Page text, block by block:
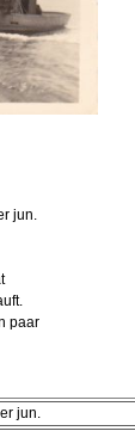
jun.
paar
jun.